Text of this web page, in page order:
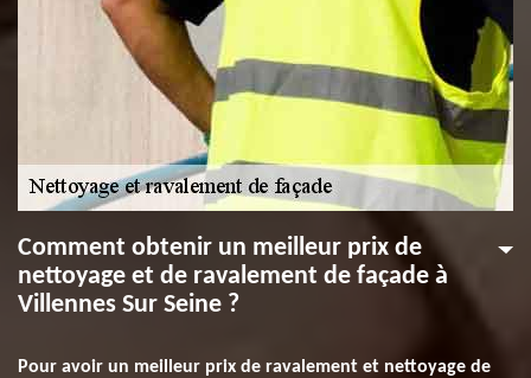
Comment obtenir un meilleur prix de
nettoyage et de ravalement de façade à
Villennes Sur Seine ?
Pour avoir un meilleur prix de ravalement et nettoyage de